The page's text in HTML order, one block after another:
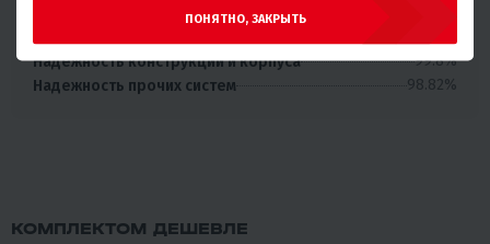
Надежность электрики и электроники
Надежность топливной и смазочной системы
99.66%
Надежность конструкции и корпуса
99.8%
Надежность прочих систем
98.82%
КОМПЛЕКТОМ ДЕШЕВЛЕ
ПОНЯТНО, ЗАКРЫТЬ